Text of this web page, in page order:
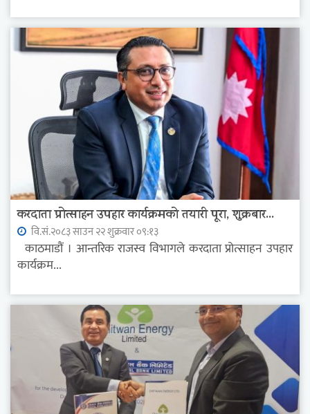
करदाता प्रोत्साहन उपहार कार्यक्रमको तयारी पूरा, शुक्रबार...
वि.सं.२०८३ साउन २२ शुक्रवार ०९:१३
काठमाडौं । आन्तरिक राजस्व विभागले करदाता प्रोत्साहन उपहार
कार्यक्रम...